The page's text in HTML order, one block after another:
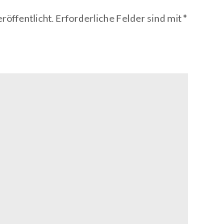
Erforderliche Felder sind mit*